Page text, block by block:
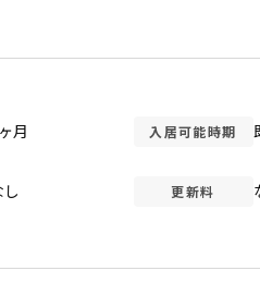
月 入居可能時期
し 更新料